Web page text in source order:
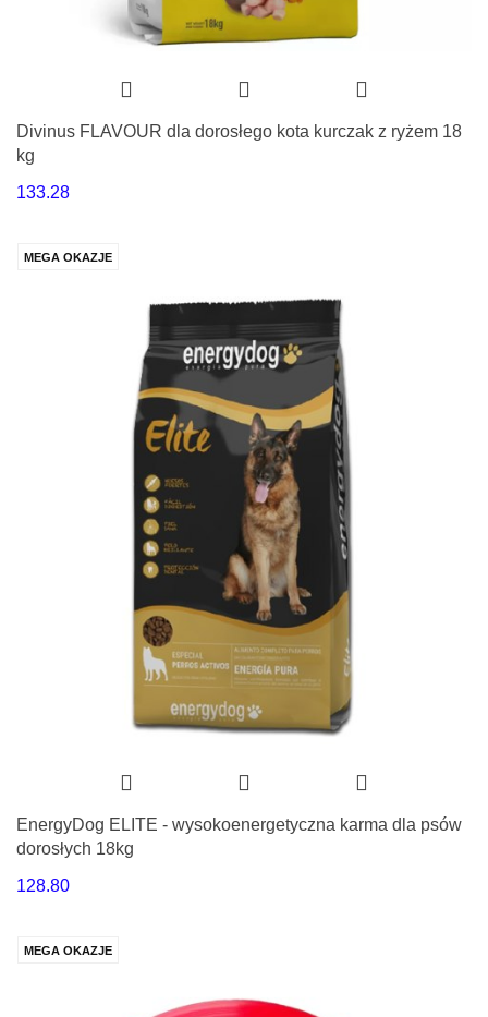
Divinus FLAVOUR dla dorosłego kota kurczak z ryżem 18
kg
133.28
MEGA OKAZJE
EnergyDog ELITE - wysokoenergetyczna karma dla psów
dorosłych 18kg
128.80
MEGA OKAZJE